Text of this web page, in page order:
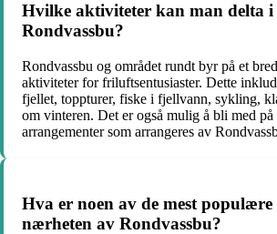
Hvilke aktiviteter kan man delta
Rondvassbu?
Rondvassbu og området rundt byr på et
aktiviteter for friluftsentusiaster. Dette
fjellet, toppturer, fiske i fjellvann, sykling,
om vinteren. Det er også mulig å bli med
arrangementer som arrangeres av
Hva er noen av de mest populære
nærheten av Rondvassbu?